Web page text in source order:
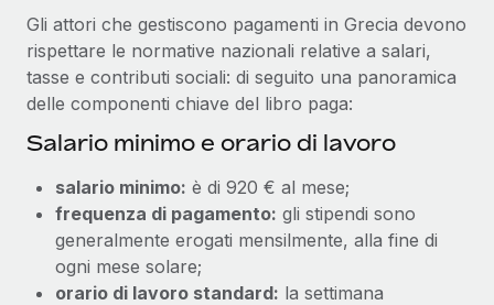
Gli attori che gestiscono pagamenti in Grecia devono
rispettare le normative nazionali relative a salari,
tasse e contributi sociali: di seguito una panoramica
delle componenti chiave del libro paga:
Salario minimo e orario di lavoro
salario minimo: è di 920 € al mese;
frequenza di pagamento: gli stipendi sono
generalmente erogati mensilmente, alla fine di
ogni mese solare;
orario di lavoro standard: la settimana